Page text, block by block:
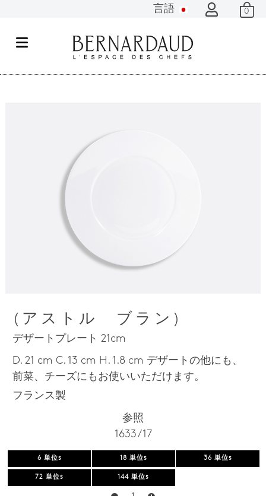
言語 0
メ
(アストル ブラン)
デザートプレート 21cm
D. 21 cm C. 13 cm H. 1.8 cm デザートの他にも、
前菜、チーズにもお使いいただけます。
フランス製
参照
1633 / 17
6 単位s 18 単位s 36 単位s
72 単位s 144 単位s